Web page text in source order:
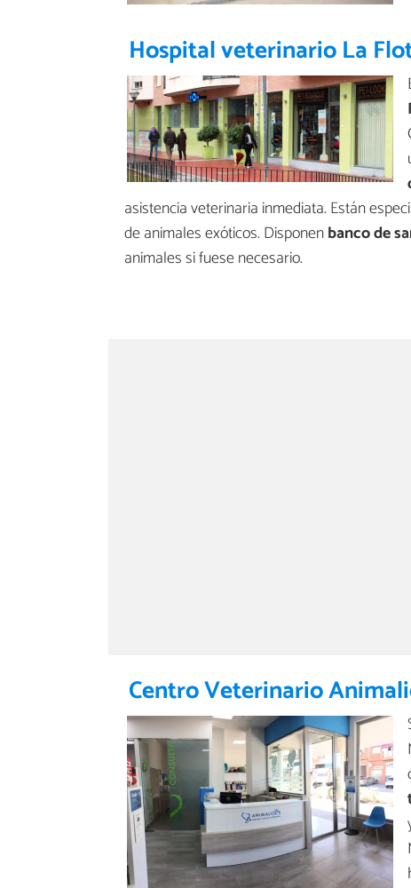
Hospital veterinario La
asistencia veterinaria inmediata. Están
de animales exóticos. Disponenbanco de
animales si fuese necesario.
Centro Veterinario